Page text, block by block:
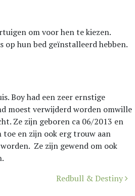
om voor hen te kiezen.
op hun bed geïnstalleerd hebben.
Boy had een zeer ernstige
moest verwijderd worden omwille
Ze zijn geboren ca 06/2013 en
toe en zijn ook erg trouw aan
Ze zijn gewend om ook
Redbull & Destiny